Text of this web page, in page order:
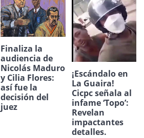
Finaliza la
audiencia de
Nicolás Maduro
y Cilia Flores:
así fue la
decisión del
juez
¡Escándalo en
La Guaira!
Cicpc señala al
infame ‘Topo’:
Revelan
impactantes
detalles.